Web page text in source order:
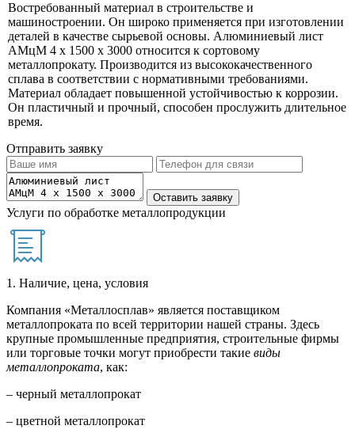
Востребованный материал в строительстве и
машиностроении. Он широко применяется при изготовлении
деталей в качестве сырьевой основы. Алюминиевый лист
АМцМ 4 х 1500 х 3000 относится к сортовому
металлопрокату. Производится из высококачественного
сплава в соответствии с нормативными требованиями.
Материал обладает повышенной устойчивостью к коррозии.
Он пластичный и прочный, способен прослужить длительное
время.
Отправить заявку
Услуги по обработке металлопродукции
1. Наличие, цена, условия
Компания «Металлосплав» является поставщиком
металлопроката по всей территории нашей страны. Здесь
крупные промышленные предприятия, строительные фирмы
или торговые точки могут приобрести такие виды
металлопроката, как:
– черный металлопрокат
– цветной металлопрокат